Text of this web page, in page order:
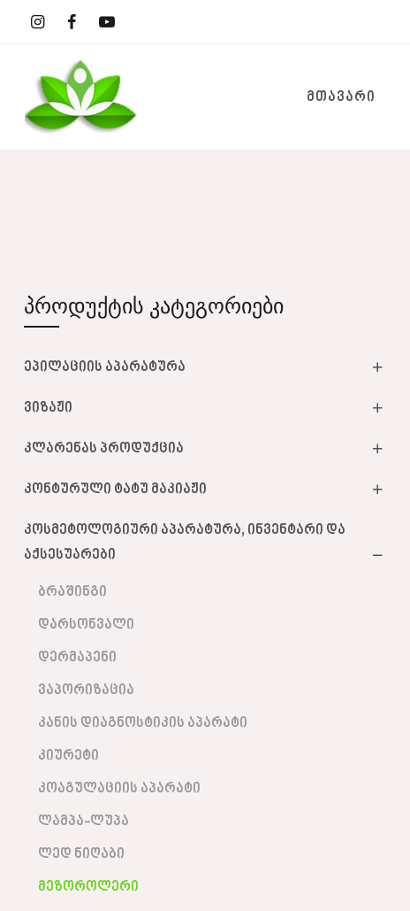
ᲛᲗᲐᲕᲐᲠᲘ
პროდუქტის კატეგორიები
ეპილაციის აპარატურა
ვიზაჟი
კლარენას პროდუქცია
კონტურული ტატუ მაკიაჟი
კოსმეტოლოგიური აპარატურა, ინვენტარი და
აქსესუარები
ბრაშინგი
დარსონვალი
დერმაპენი
ვაპორიზაცია
კანის დიაგნოსტიკის აპარატი
კიურეტი
კოაგულაციის აპარატი
ლამპა-ლუპა
ლედ ნიღაბი
მეზოროლერი